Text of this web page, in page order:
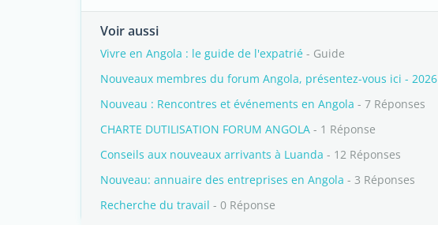
Voir aussi
Vivre en Angola : le guide de l'expatrié - Guide
Nouveaux membres du forum Angola, présentez-vous ici - 2026
Nouveau : Rencontres et événements en Angola - 7 Réponses
CHARTE DUTILISATION FORUM ANGOLA - 1 Réponse
Conseils aux nouveaux arrivants à Luanda - 12 Réponses
Nouveau: annuaire des entreprises en Angola - 3 Réponses
Recherche du travail - 0 Réponse